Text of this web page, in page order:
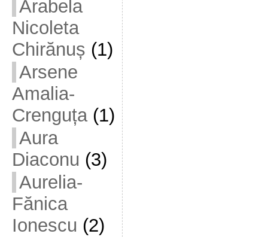
Arabela
Nicoleta
Chirănuș (1)
Arsene
Amalia-
Crenguța(1)
Aura
Diaconu (3)
Aurelia-
Fănica
Ionescu (2)